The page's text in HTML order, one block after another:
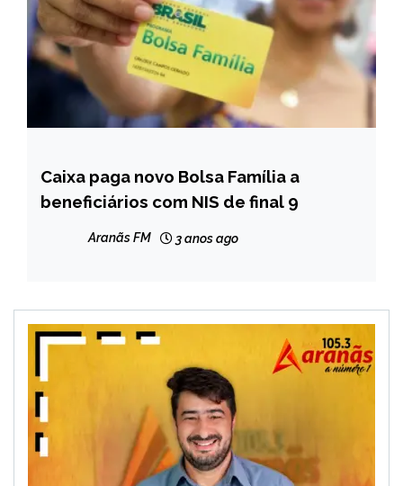
BRASIL
CAPELINHA
Caixa paga novo Bolsa Família a
beneficiários com NIS de final 9
Aranãs FM 3 anos ago